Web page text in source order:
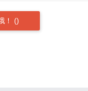
！ ()